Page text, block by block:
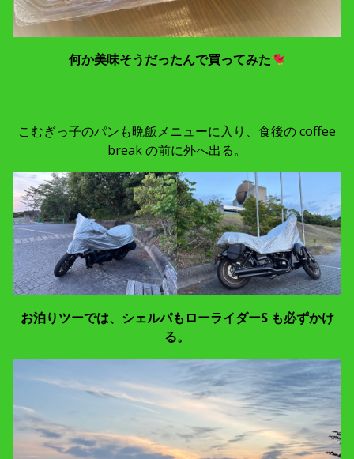
何か美味そうだったんで買ってみた
こむぎっ子のパンも晩飯メニューに入り、食後の coffee
break の前に外へ出る。
お泊りツーでは、シェルパもローライダーS も必ずかけ
る。